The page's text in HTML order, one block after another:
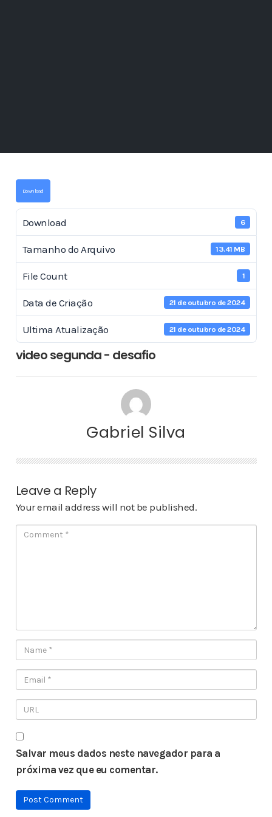
Download
Download 6
Tamanho do Arquivo 13.41 MB
File Count 1
Data de Criação 21 de outubro de 2024
Ultima Atualização 21 de outubro de 2024
video segunda - desafio
Gabriel Silva
Leave a Reply
Your email address will not be published.
Salvar meus dados neste navegador para a
próxima vez que eu comentar.